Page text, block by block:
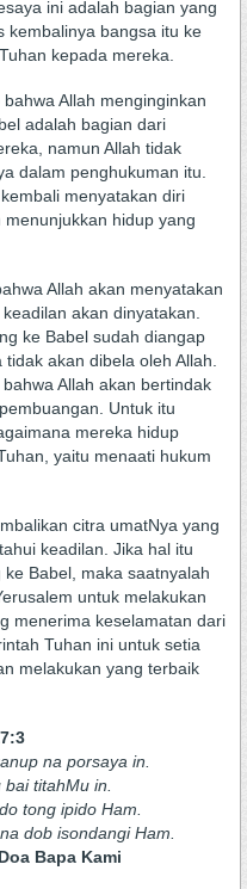
ini adalah bagian yang
kembalinya bangsa itu ke
kepada mereka.
Allah menginginkan
adalah bagian dari
namun Allah tidak
dalam penghukuman itu.
menyatakan diri
hidup yang
Allah akan menyatakan
akan dinyatakan.
ke Babel sudah diangap
akan dibela oleh Allah.
Allah akan bertindak
Untuk itu
mereka hidup
yaitu menaati hukum
citra umatNya yang
keadilan. Jika hal itu
Babel, maka saatnyalah
untuk melakukan
menerima keselamatan dari
Tuhan ini untuk setia
melakukan yang terbaik
na porsaya in.
titahMu in.
tong ipido Ham.
dob isondangi Ham.
Bapa Kami